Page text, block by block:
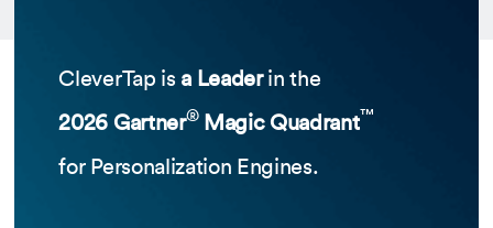
CleverTap is a Leaderin the
2026 Gartner® Magic Quadrant™
for Personalization Engines.